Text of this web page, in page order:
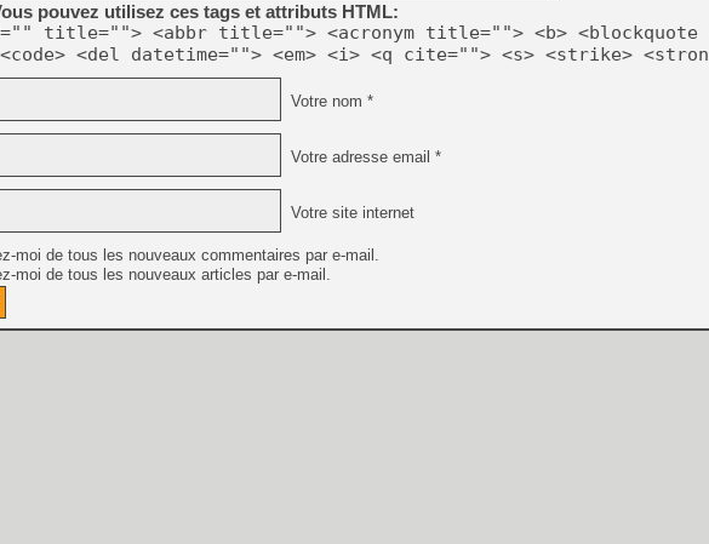
pouvez utilisez ces tags et attributs HTML:
title=""> <abbr title=""> <acronym title=""> <b> <blockquote
<del datetime=""> <em> <i> <q cite=""> <s> <strike>
Votre nom *
Votre adresse email *
Votre site internet
moi de tous les nouveaux commentaires par e-mail.
moi de tous les nouveaux articles par e-mail.